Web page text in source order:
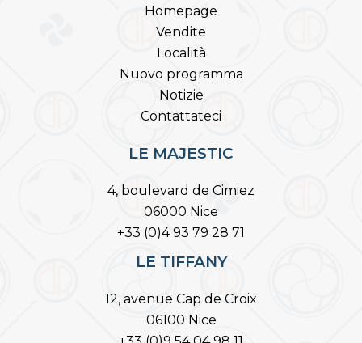
Homepage
Vendite
Località
Nuovo programma
Notizie
Contattateci
LE MAJESTIC
4, boulevard de Cimiez
06000 Nice
+33 (0)4 93 79 28 71
LE TIFFANY
12, avenue Cap de Croix
06100 Nice